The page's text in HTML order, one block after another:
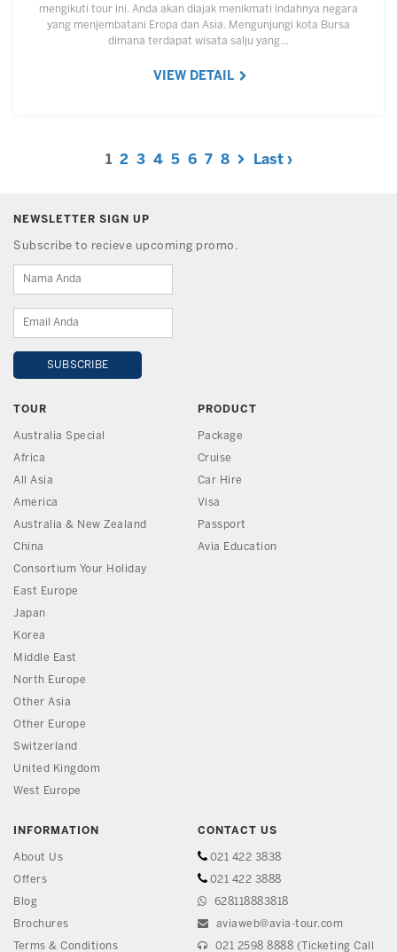
mengikuti tour ini. Anda akan diajak menikmati indahnya negara
yang menjembatani Eropa dan Asia. Mengunjungi kota Bursa
dimana terdapat wisata salju yang…
VIEW DETAIL
1 2 3 4 5 6 7 8 Last ›
NEWSLETTER SIGN UP
Subscribe to recieve upcoming promo.
TOUR
Australia Special
Africa
All Asia
America
Australia & New Zealand
China
Consortium Your Holiday
East Europe
Japan
Korea
Middle East
North Europe
Other Asia
Other Europe
Switzerland
United Kingdom
West Europe
PRODUCT
Package
Cruise
Car Hire
Visa
Passport
Avia Education
INFORMATION
About Us
Offers
Blog
Brochures
Terms & Conditions
CONTACT US
021 422 3838
021 422 3888
628118883818
aviaweb@avia-tour.com
021 2598 8888 (Ticketing Call